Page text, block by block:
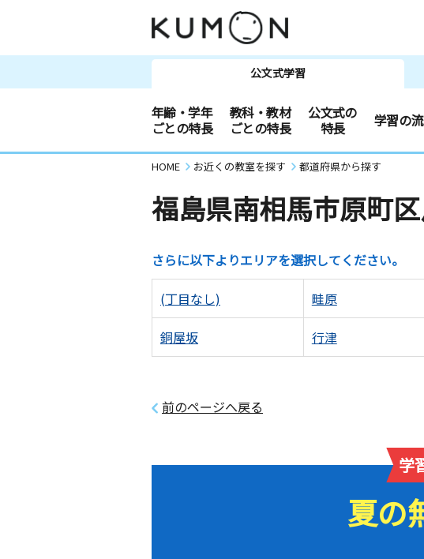
公文式学習
年齢・学年
ごとの特長
教科・教材
ごとの特長
公文式の
特長
学習の
HOME お近くの教室を探す 都道府県から探す
福島県南相馬市原町
さらに以下よりエリアを選択してください。
(丁目なし) 畦原
銅屋坂 行津
前のページへ戻る
学
夏の